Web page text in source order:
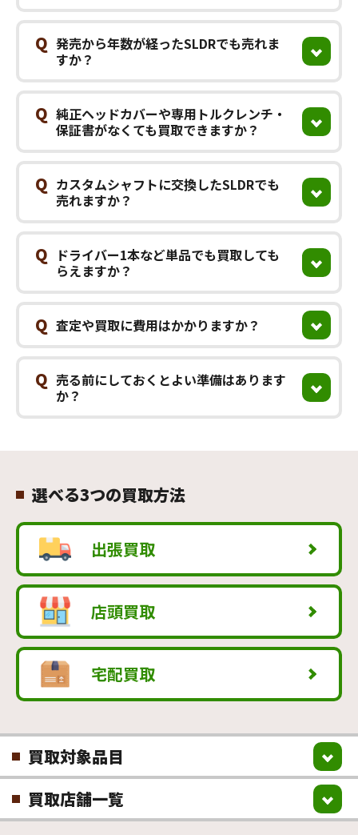
Q 発売から年数が経ったSLDRでも売れま
すか？
Q 純正ヘッドカバーや専用トルクレンチ・
保証書がなくても買取できますか？
Q カスタムシャフトに交換したSLDRでも
売れますか？
Q
ドライバー1本など単品でも買取しても
らえますか？
Q 査定や買取に費用はかかりますか？
Q 売る前にしておくとよい準備はあります
か？
選べる3つの買取方法
出張買取
店頭買取
宅配買取
買取対象品目
買取店舗一覧